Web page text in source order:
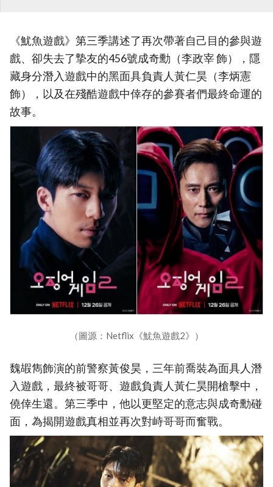
《魷魚遊戲》第三季講述了再次帶著自己目的參與遊
戲、卻失去了摯友的456號成奇勳（李政宰 飾），隱
藏身分潛入遊戲中的黑面具負責人黃仁昊（李炳憲
飾），以及在殘酷遊戲中倖存的參賽者們最終命運的
故事。
（圖源：Netflix《魷魚遊戲2》）
魏嘏雋飾演的前警察黃俊昊，三年前喬裝為面具人潛
入遊戲，最終被哥哥、遊戲負責人黃仁昊開槍擊中，
僥倖生還。第三季中，他以更堅定的意志與成奇勳碰
面，為揭開遊戲真相並再次對峙哥哥而奮戰。